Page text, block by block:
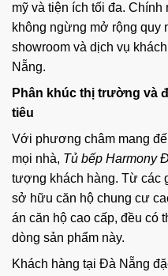
mỹ và tiện ích tối đa.
không ngừng mở rộng quy
showroom và dịch vụ
Nẵng.
Phân khúc thị trường và
tiêu
Với phương châm mang
mọi nhà, Tủ bếp Harmony
tượng khách hàng. Từ các
sở hữu căn hộ chung cư
án căn hộ cao cấp, đều có
dòng sản phẩm này.
Khách hàng tại Đà Nẵng